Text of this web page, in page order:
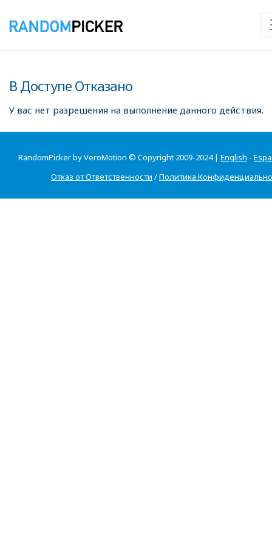
В Доступе Отказано
У вас нет разрешения на выполнение данного действия.
RandomPicker by VeroMotion © Copyright 2009-2024 | English -
Отказ от Ответственности /Политика